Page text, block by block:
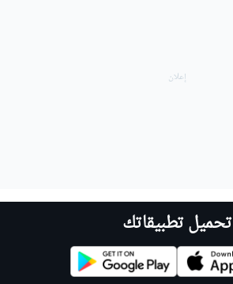
تحميل تطبيقاتك